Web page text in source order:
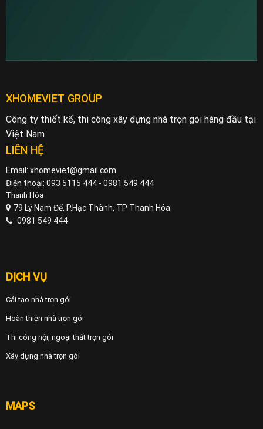
XHOMEVIET GROUP
Công ty thiết kế, thi công xây dựng nhà trọn gói hàng đầu tại
Việt Nam
LIÊN HỆ
Email: xhomeviet@gmail.com
Điện thoại: 093 5115 444 - 0981 549 444
Thanh Hóa
79 Lý Nam Đế, P.Hạc Thành, TP Thanh Hóa
0981 549 444
DỊCH VỤ
Cải tạo nhà trọn gói
Hoàn thiện nhà trọn gói
Thi công nội, ngoại thất trọn gói
Xây dựng nhà trọn gói
MAPS